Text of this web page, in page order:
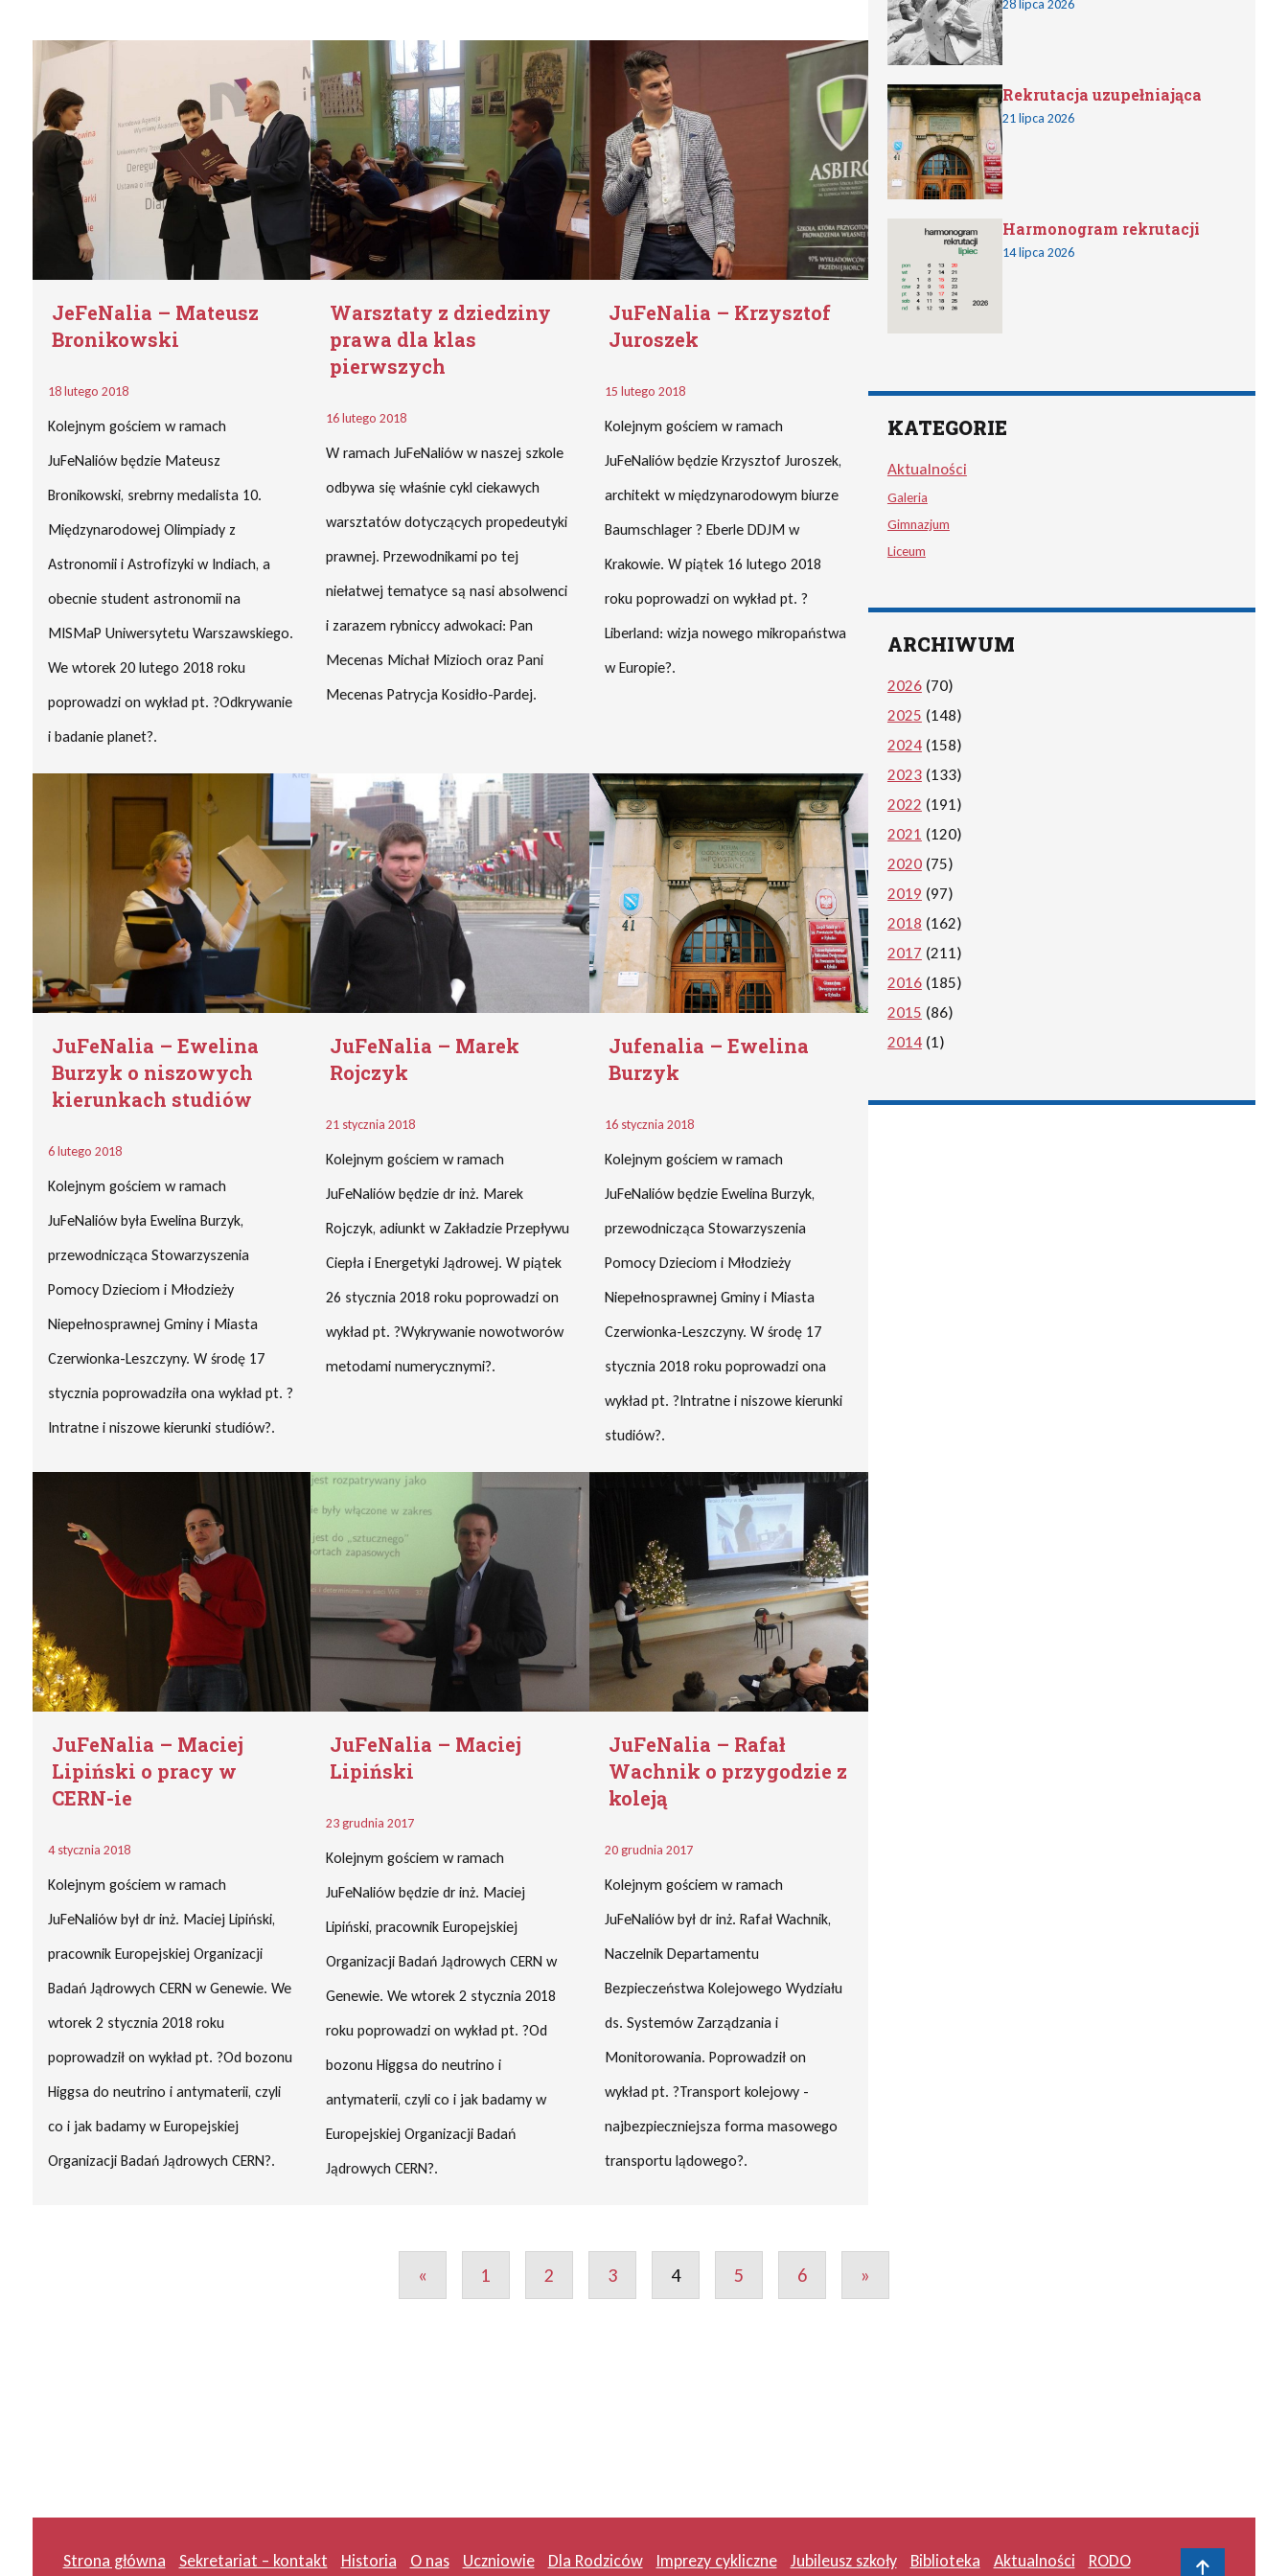
JeFeNalia – Mateusz
Bronikowski
18 lutego 2018
Kolejnym gościem w ramach
JuFeNaliów będzie Mateusz
Bronikowski, srebrny medalista 10.
Międzynarodowej Olimpiady z
Astronomii i Astrofizyki w Indiach, a
obecnie student astronomii na
MISMaP Uniwersytetu Warszawskiego.
We wtorek 20 lutego 2018 roku
poprowadzi on wykład pt. ?Odkrywanie
i badanie planet?.
Warsztaty z dziedziny
prawa dla klas
pierwszych
16 lutego 2018
W ramach JuFeNaliów w naszej szkole
odbywa się właśnie cykl ciekawych
warsztatów dotyczących propedeutyki
prawnej. Przewodnikami po tej
niełatwej tematyce są nasi absolwenci
i zarazem rybniccy adwokaci: Pan
Mecenas Michał Mizioch oraz Pani
Mecenas Patrycja Kosidło-Pardej.
JuFeNalia – Krzysztof
Juroszek
15 lutego 2018
Kolejnym gościem w ramach
JuFeNaliów będzie Krzysztof Juroszek,
architekt w międzynarodowym biurze
Baumschlager ? Eberle DDJM w
Krakowie. W piątek 16 lutego 2018
roku poprowadzi on wykład pt. ?
Liberland: wizja nowego mikropaństwa
w Europie?.
JuFeNalia – Ewelina
Burzyk o niszowych
kierunkach studiów
6 lutego 2018
Kolejnym gościem w ramach
JuFeNaliów była Ewelina Burzyk,
przewodnicząca Stowarzyszenia
Pomocy Dzieciom i Młodzieży
Niepełnosprawnej Gminy i Miasta
Czerwionka-Leszczyny. W środę 17
stycznia poprowadziła ona wykład pt. ?
Intratne i niszowe kierunki studiów?.
JuFeNalia – Marek
Rojczyk
21 stycznia 2018
Kolejnym gościem w ramach
JuFeNaliów będzie dr inż. Marek
Rojczyk, adiunkt w Zakładzie Przepływu
Ciepła i Energetyki Jądrowej. W piątek
26 stycznia 2018 roku poprowadzi on
wykład pt. ?Wykrywanie nowotworów
metodami numerycznymi?.
Jufenalia – Ewelina
Burzyk
16 stycznia 2018
Kolejnym gościem w ramach
JuFeNaliów będzie Ewelina Burzyk,
przewodnicząca Stowarzyszenia
Pomocy Dzieciom i Młodzieży
Niepełnosprawnej Gminy i Miasta
Czerwionka-Leszczyny. W środę 17
stycznia 2018 roku poprowadzi ona
wykład pt. ?Intratne i niszowe kierunki
studiów?.
JuFeNalia – Maciej
Lipiński o pracy w
CERN-ie
4 stycznia 2018
Kolejnym gościem w ramach
JuFeNaliów był dr inż. Maciej Lipiński,
pracownik Europejskiej Organizacji
Badań Jądrowych CERN w Genewie. We
wtorek 2 stycznia 2018 roku
poprowadził on wykład pt. ?Od bozonu
Higgsa do neutrino i antymaterii, czyli
co i jak badamy w Europejskiej
Organizacji Badań Jądrowych CERN?.
JuFeNalia – Maciej
Lipiński
23 grudnia 2017
Kolejnym gościem w ramach
JuFeNaliów będzie dr inż. Maciej
Lipiński, pracownik Europejskiej
Organizacji Badań Jądrowych CERN w
Genewie. We wtorek 2 stycznia 2018
roku poprowadzi on wykład pt. ?Od
bozonu Higgsa do neutrino i
antymaterii, czyli co i jak badamy w
Europejskiej Organizacji Badań
Jądrowych CERN?.
JuFeNalia – Rafał
Wachnik o przygodzie z
koleją
20 grudnia 2017
Kolejnym gościem w ramach
JuFeNaliów był dr inż. Rafał Wachnik,
Naczelnik Departamentu
Bezpieczeństwa Kolejowego Wydziału
ds. Systemów Zarządzania i
Monitorowania. Poprowadził on
wykład pt. ?Transport kolejowy -
najbezpieczniejsza forma masowego
transportu lądowego?.
28 lipca 2026
Rekrutacja uzupełniająca
21 lipca 2026
Harmonogram rekrutacji
14 lipca 2026
KATEGORIE
Aktualności
Galeria
Gimnazjum
Liceum
ARCHIWUM
2026(70)
2025 (148)
2024(158)
2023(133)
2022 (191)
2021 (120)
2020(75)
2019 (97)
2018 (162)
2017 (211)
2016(185)
2015 (86)
2014(1)
« 1 2 3 4 5 6 »
Strona główna Sekretariat – kontakt Historia O nas Uczniowie Dla Rodziców Imprezy cykliczne Jubileusz szkoły Biblioteka Aktualności RODO Do